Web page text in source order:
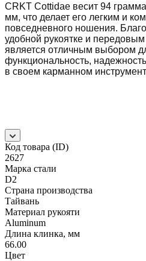
CRKT Cottidae весит 94
мм, что делает его легким и
повседневного ношения.
удобной рукоятке и
является отличным выбором
функциональность,
в своем карманном
Код товара (ID)
2627
Марка стали
D2
Страна производства
Тайвань
Материал рукояти
Aluminum
Длина клинка, мм
66.00
Цвет